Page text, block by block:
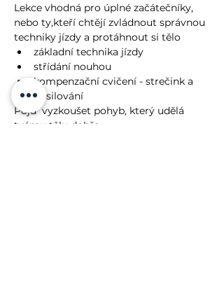
Lekce vhodná pro úplné začátečníky,
nebo ty,kteří chtějí zvládnout správnou
techniky jízdy a protáhnout si tělo
základní technika jízdy
střídání nouhou
kompenzační cvičení - strečink a
posilování
Pojď  vyzkoušet pohyb, který udělá
tvému tělu dobře.